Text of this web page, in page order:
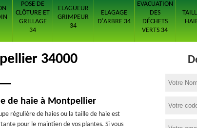
POSE DE
CLÔTURE ET
GRILLAGE
34
ELAGUEUR
GRIMPEUR
34
ELAGAGE
D'ARBRE 34
EVACUATION
DES
DÉCHETS
VERTS 34
34000
de haie à Montpellier
régulière de haies ou la taille de haie est
pour le maintien de vos plantes. Si vous